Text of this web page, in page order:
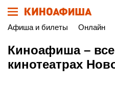
Афиша и билеты Онлайн
Киноафиша –
кинотеатрах